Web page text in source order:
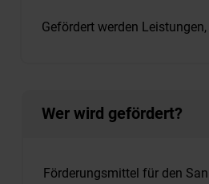
Gefördert werden
Wer wird gefördert?
Förderungsmittel für den